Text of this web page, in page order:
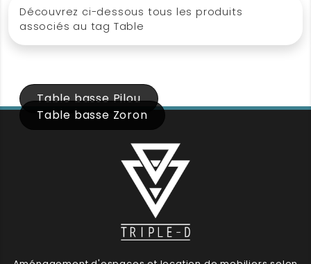
Découvrez ci-dessous tous les produits
associés au tag Table
Table basse Pilou
Table basse Zoron